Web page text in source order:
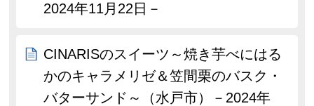
2024年11月22日－
CINARISのスイーツ～焼き芋べにはる
かのキャラメリゼ＆笠間栗のバスク・
バターサンド～（水戸市）－2024年